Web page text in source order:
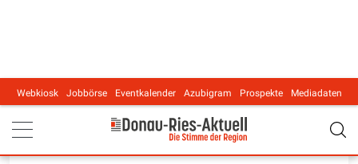
Main navigation
Webkiosk Jobbörse Eventkalender Azubigram Prospekte Mediadaten